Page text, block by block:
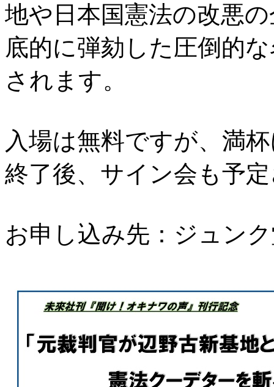
地や日本国憲法の改悪
底的に弾劾した圧倒的
されます。
入場は無料ですが、満
終了後、サイン会も予
お申し込み先：ジュン